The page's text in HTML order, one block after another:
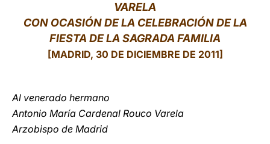
LATINE
VARELA
CON OCASIÓN DE LA CELEBRACIÓN DE LA
FIESTA DE LA SAGRADA FAMILIA
[MADRID, 30 DE DICIEMBRE DE 2011]
Al venerado hermano
Antonio María Cardenal Rouco Varela
Arzobispo de Madrid